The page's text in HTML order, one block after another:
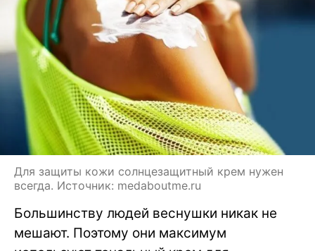
Для защиты кожи солнцезащитный крем нужен
всегда. Источник: medaboutme.ru
Большинству людей веснушки никак не
мешают. Поэтому они максимум